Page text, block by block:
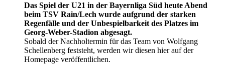
Das Spiel der U21 in der Bayernliga Süd heute Abend
beim TSV Rain/Lech wurde aufgrund der starken
Regenfälle und der Unbespielbarkeit des Platzes im
Georg-Weber-Stadion abgesagt.
Sobald der Nachholtermin für das Team von Wolfgang
Schellenberg feststeht, werden wir diesen hier auf der
Homepage veröffentlichen.